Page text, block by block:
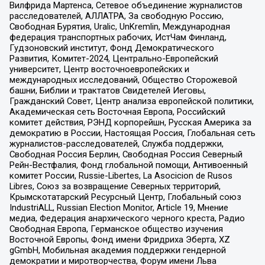
Вилфрида Мартенса, Сетевое объединение журналистов
расследователей, АЛЛАТРА, За свободную Россию,
Свободная Бурятия, Uralic, UnKremlin, Международная
федерация транспортных рабочих, ИстЧам Финланд,
Гудзоновский институт, Фонд Демократического
Развития, Комитет-2024, Центрально-Европейский
университет, Центр восточноевропейских и
международных исследований, Общество Сторожевой
башни, Библии и трактатов Свидетелей Иеговы,
Гражданский Совет, Центр анализа европейской политики,
Академическая сеть Восточная Европа, Российский
комитет действия, РЭНД корпорейшн, Русская Америка за
демократию в России, Настоящая Россия, Глобальная сеть
журналистов-расследователей, Служба поддержки,
Свободная Россия Берлин, Свободная Россия Северный
Рейн-Вестфалия, Фонд глобальной помощи, Антивоенный
комитет России, Russie-Libertes, La Asocicion de Rusos
Libres, Союз за возвращение Северных территорий,
Крымскотатарский Ресурсный Центр, Глобальный союз
IndustriALL, Russian Election Monitor, Article 19, Мнение
медиа, Федерация анархического черного креста, Радио
Свободная Европа, Германское общество изучения
Восточной Европы, Фонд имени Фридриха Эберта, XZ
gGmbH, Мобильная академия поддержки гендерной
демократии и миротворчества, Форум имени Льва